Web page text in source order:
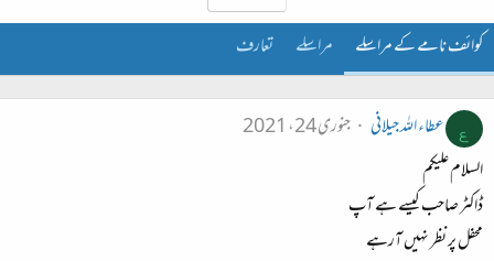
کوائف نامے کے مراسلے مراسلے تعارف
ع عطاء اللہ جیلانی
جنوری 24، 2021
السلام علیکم
ڈاکٹر صاحب کیسے ہے آپ
محفل پر نظر نہیں آرہے